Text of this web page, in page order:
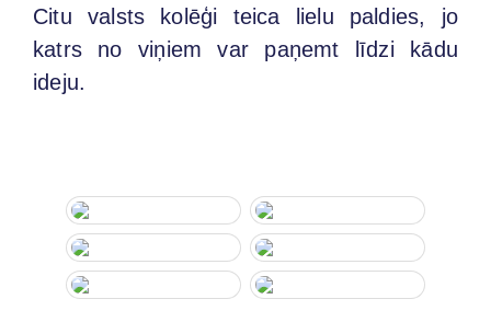
Citu valsts kolēģi teica lielu paldies, jo
katrs no viņiem var paņemt līdzi kādu
ideju.